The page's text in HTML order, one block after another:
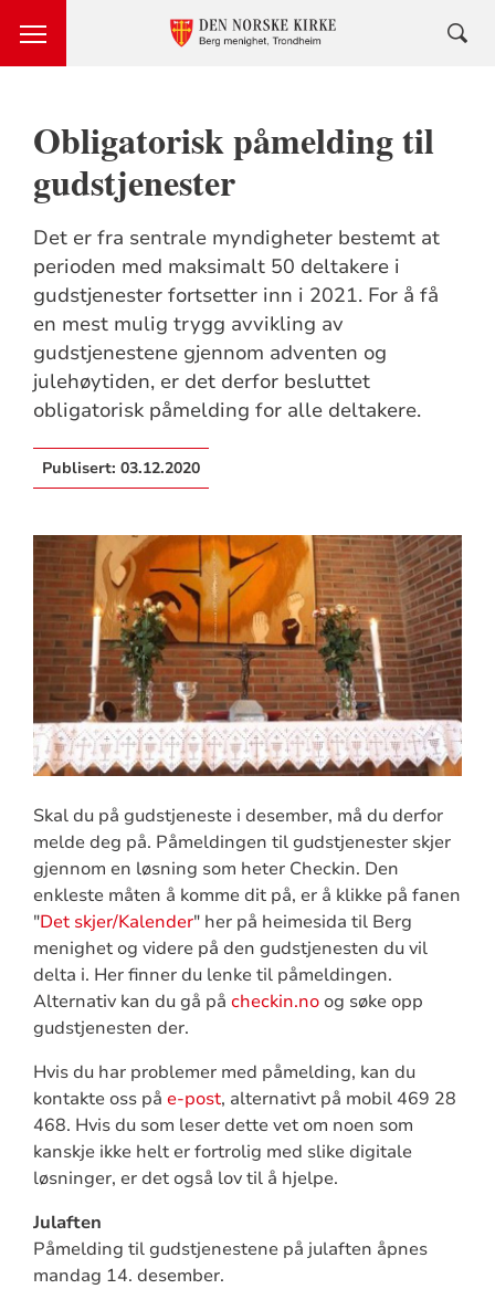
Obligatorisk påmelding til
gudstjenester
Det er fra sentrale myndigheter bestemt at
perioden med maksimalt 50 deltakere i
gudstjenester fortsetter inn i 2021. For å få
en mest mulig trygg avvikling av
gudstjenestene gjennom adventen og
julehøytiden, er det derfor besluttet
obligatorisk påmelding for alle deltakere.
Publisert: 03.12.2020
Skal du på gudstjeneste i desember, må du derfor
melde deg på. Påmeldingen til gudstjenester skjer
gjennom en løsning som heter Checkin. Den
enkleste måten å komme dit på, er å klikke på fanen
"Det skjer/Kalender" her på heimesida til Berg
menighet og videre på den gudstjenesten du vil
delta i. Her finner du lenke til påmeldingen.
Alternativ kan du gå på checkin.noog søke opp
gudstjenesten der.
Hvis du har problemer med påmelding, kan du
kontakte oss på e-post, alternativt på mobil 469 28
468. Hvis du som leser dette vet om noen som
kanskje ikke helt er fortrolig med slike digitale
løsninger, er det også lov til å hjelpe.
Julaften
Påmelding til gudstjenestene på julaften åpnes
mandag 14. desember.